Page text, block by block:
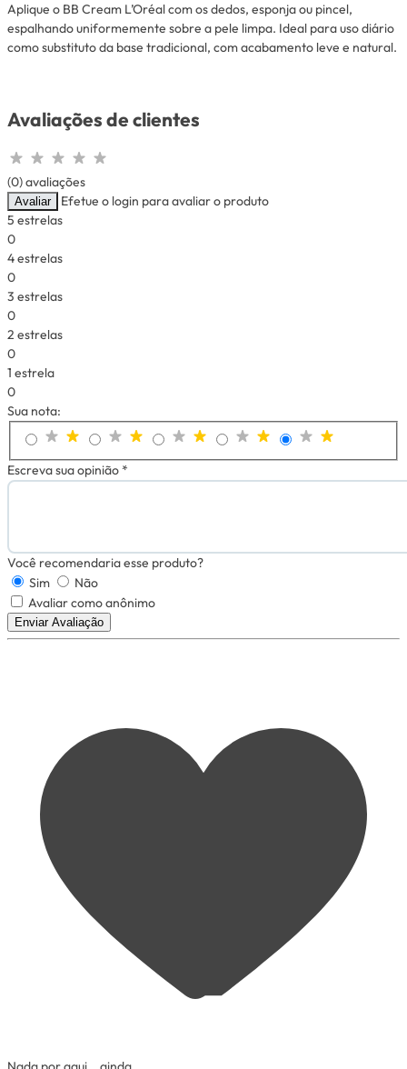
Aplique o BB Cream L’Oréal com os dedos, esponja ou pincel,
espalhando uniformemente sobre a pele limpa. Ideal para uso diário
como substituto da base tradicional, com acabamento leve e natural.
Avaliações de clientes
(0) avaliações
Avaliar
Efetue o login para avaliar o produto
5 estrelas
0
4 estrelas
0
3 estrelas
0
2 estrelas
0
1 estrela
0
Sua nota:
Escreva sua opinião *
Você recomendaria esse produto?
Sim
Não
Avaliar como anônimo
Enviar Avaliação